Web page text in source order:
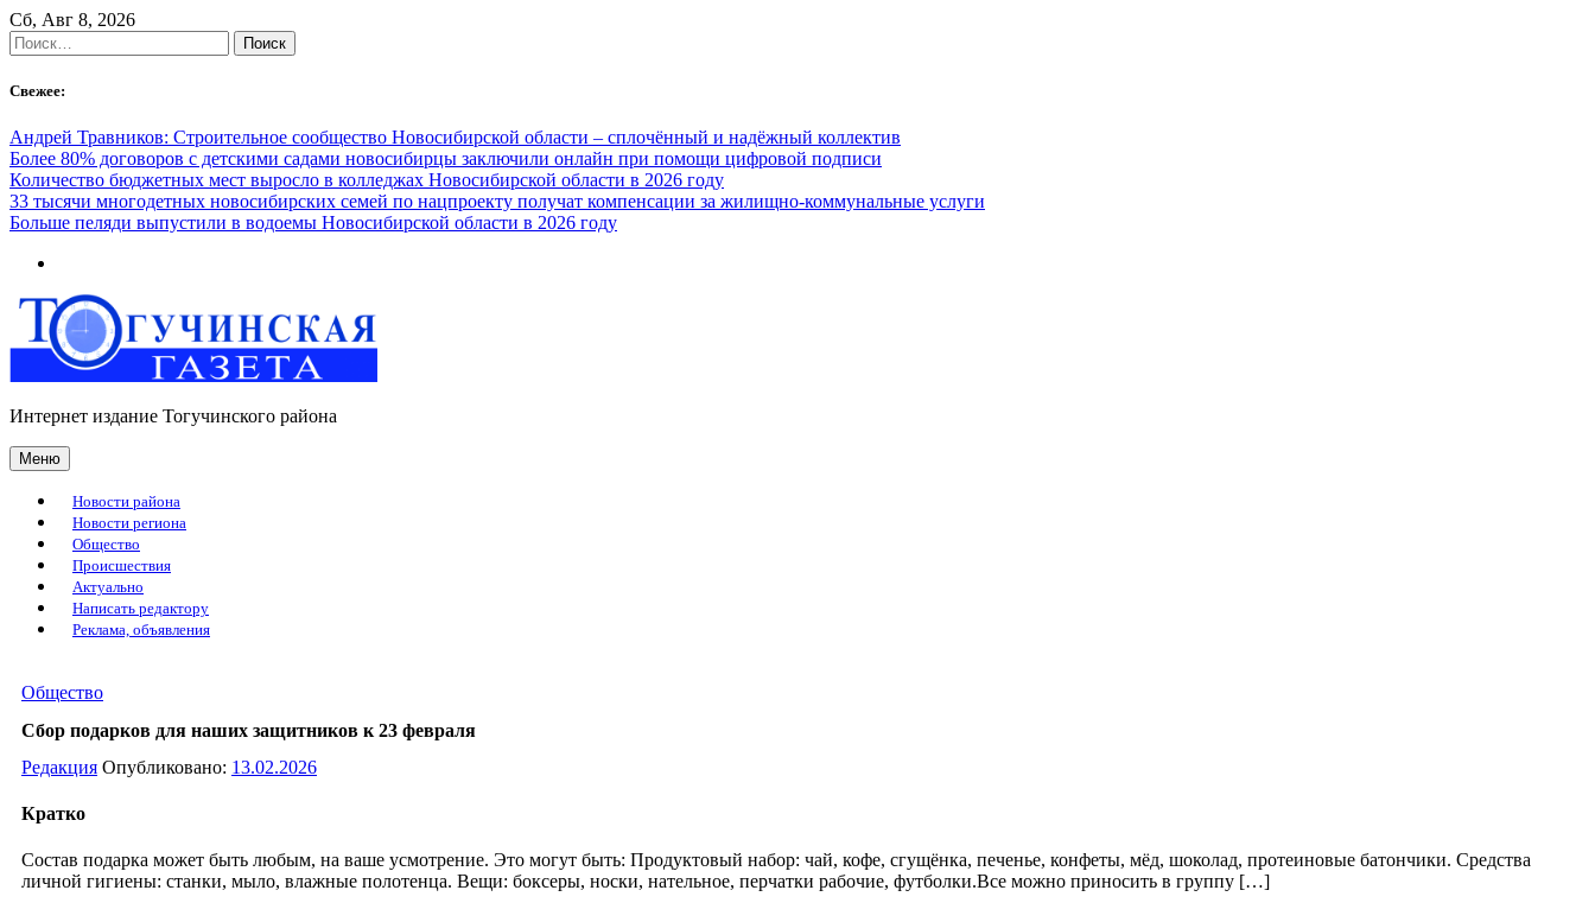
Skip
to
content
Сб, Авг 8, 2026
Найти:
Свежее:
Андрей Травников: Строительное сообщество Новосибирской области – сплочённый и надёжный коллектив
Более 80% договоров с детскими садами новосибирцы заключили онлайн при помощи цифровой подписи
Количество бюджетных мест выросло в колледжах Новосибирской области в 2026 году
33 тысячи многодетных новосибирских семей по нацпроекту получат компенсации за жилищно-коммунальные услуги
Больше пеляди выпустили в водоемы Новосибирской области в 2026 году
Интернет издание Тогучинского района
Меню
Новости района
Новости региона
Общество
Происшествия
Актуально
Написать редактору
Реклама, объявления
Общество
Сбор подарков для наших защитников к 23 февраля
Редакция Опубликовано: 13.02.2026
Кратко
Состав подарка может быть любым, на ваше усмотрение. Это могут быть: Продуктовый набор: чай, кофе, сгущёнка, печенье, конфеты, мёд, шоколад, протеиновые батончики. Средства
личной гигиены: станки, мыло, влажные полотенца. Вещи: боксеры, носки, нательное, перчатки рабочие, футболки.Все можно приносить в группу […]